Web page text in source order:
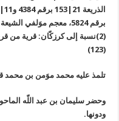
برقم 5824، معجم موَلفي الشيعة 360.
(2)نسبة إلى كرزكّان: قرية من قرى البحرين. أنوار البدرين.
(123)
تلمذ عليه محمد موَمن بن محمد
وحضر سليمان بن عبد اللّه
ودونها.